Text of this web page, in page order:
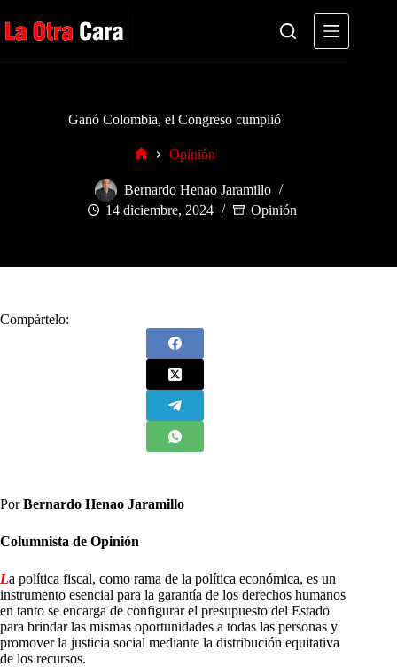
al
contenido
Ganó Colombia, el Congreso cumplió
Opinión
Bernardo Henao Jaramillo
14 diciembre, 2024
Opinión
Compártelo:
PorBernardo Henao Jaramillo
Columnista de Opinión
La política fiscal, como rama de la política económica, es un
instrumento esencial para la garantía de los derechos humanos
en tanto se encarga de configurar el presupuesto del Estado
para brindar las mismas oportunidades a todas las personas y
promover la justicia social mediante la distribución equitativa
de los recursos.